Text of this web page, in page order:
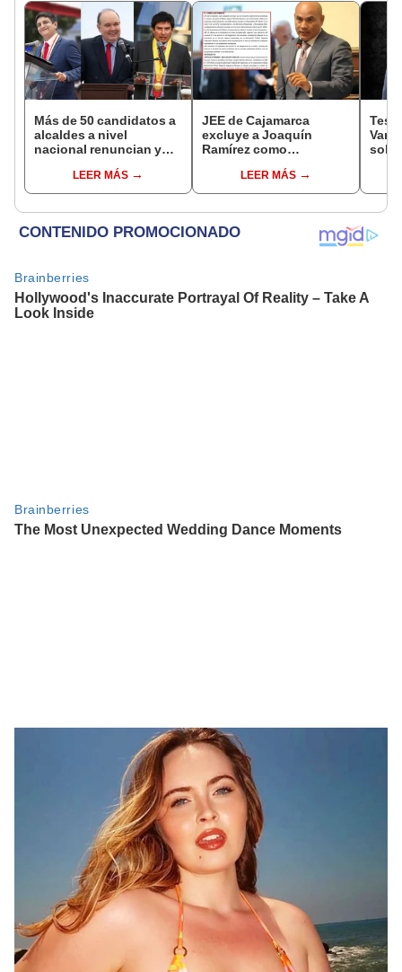
Más de 50 candidatos a
alcaldes a nivel
nacional renuncian y
encubiertaLEER MÁS
JEE de Cajamarca
excluye a Joaquín
Ramírez como
regional por ocultar
sentencia
LEER MÁS